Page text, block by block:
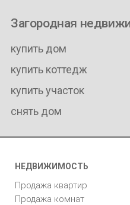
Загородная
купить дом
купить коттедж
купить участок
снять дом
НЕДВИЖИМОСТЬ
Продажа квартир
Продажа комнат